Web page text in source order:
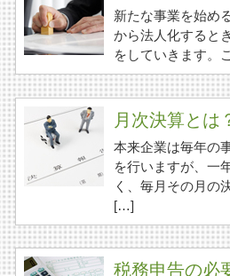
新たな事業を始め
から法人化すると
をしていきます。
月次決算とは
本来企業は毎年の
を行いますが、一
く、毎月その月の
[…]
税務申告の必